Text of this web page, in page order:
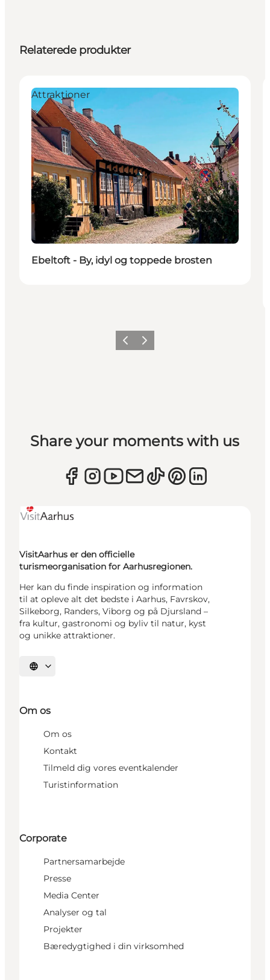
Relaterede produkter
Attraktioner
Ebeltoft - By, idyl og toppede brosten
ForrigeNæste
Share your moments with us
VisitAarhus er den officielle
turismeorganisation for Aarhusregionen.
Her kan du finde inspiration og information
til at opleve alt det bedste i Aarhus, Favrskov,
Silkeborg, Randers, Viborg og på Djursland –
fra kultur, gastronomi og byliv til natur, kyst
og unikke attraktioner.
Vælg sprog
Om os
Om os
Kontakt
Tilmeld dig vores eventkalender
Turistinformation
Corporate
Partnersamarbejde
Presse
Media Center
Analyser og tal
Projekter
Bæredygtighed i din virksomhed